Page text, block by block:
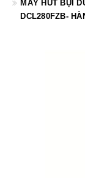
MÁY HÚT BỤI
DCL280FZB-